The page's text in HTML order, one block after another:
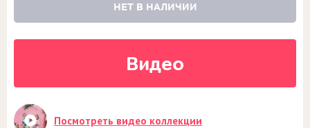
НЕТ В НАЛИЧИИ
Видео
Посмотреть видео коллекции